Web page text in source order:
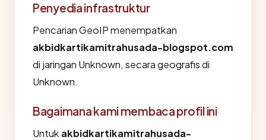
Penyedia infrastruktur
Pencarian GeoIP menempatkan
akbidkartikamitrahusada-blogspot.com
di jaringan Unknown, secara geografis di
Unknown.
Bagaimana kami membaca profil ini
Untuk akbidkartikamitrahusada-